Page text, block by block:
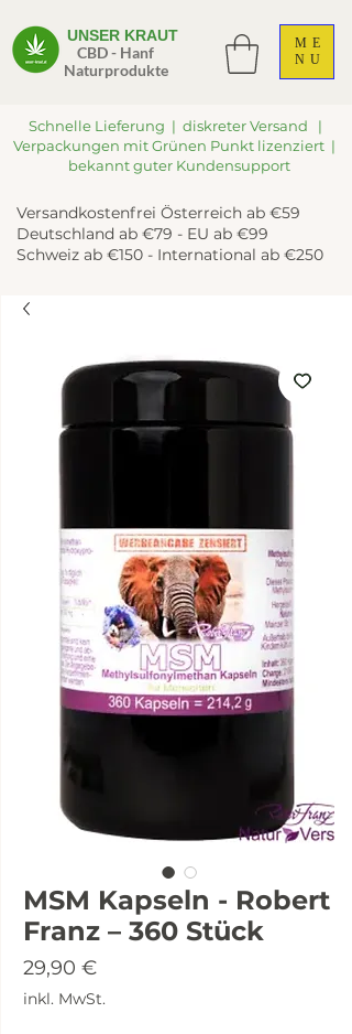
UNSER KRAUT
CBD - Hanf
Naturprodukte
ME
NU
Schnelle Lieferung | diskreter Versand |
Verpackungen mit Grünen Punkt lizenziert |
bekannt guter Kundensupport
Versandkostenfrei Österreich ab €59
Deutschland ab €79 - EU ab €99
Schweiz ab €150 - International ab €250
MSM Kapseln - Robert
Franz – 360 Stück
29,90 €Preis
inkl. MwSt.